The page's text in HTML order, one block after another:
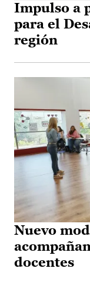
Impulso a
para el
región
Nuevo
docentes